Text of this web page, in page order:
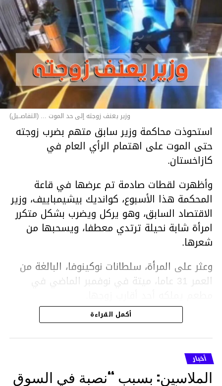
وزير يعنف زوجته إلى حد الموت ... (التفاصــيل)
استحوذت محاكمة وزير سابق متهم بضرب زوجته
حتى الموت على اهتمام الرأي العام في
كازاخستان.
وأظهرت لقطات صادمة تم عرضها في قاعة
المحكمة هذا الأسبوع، كوانديك بيشيمباييف، وزير
الاقتصاد السابق، وهو يركل ويضرب بشكل متكرر
امرأة شابة نحيلة ترتدي معطفا، ويسحبها من
شعرها.
وعثر على المرأة، سلطانات نوكينوفا، البالغة من
العمر 31 عاما، ميتة في نوفمبر الماضي في
ووفقا لتقرير الطبيب الشرعي، توفيت نوكينوفا
متأثرة بصدمة في الدماغ، وكانت إحدى عظام
أنفها مكسورة وكانت هناك كدمات متعددة على
وجهها ورأسها وذراعيها ويديها.
أكمل القراءة
أخبار
الملاسين: بسبب “نصبة في السوق